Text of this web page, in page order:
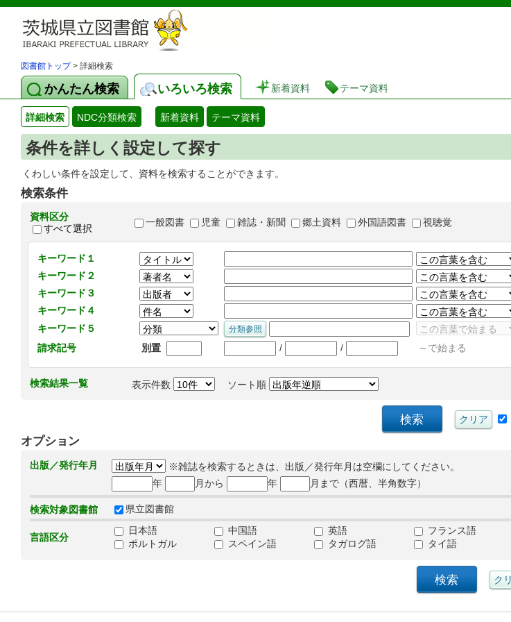
茨城県立図書館 蔵書検索・予約システム
図書館トップ> 詳細検索
かんたん検索 いろいろ検索 新着資料 テーマ資料
詳細検索 NDC分類検索 新着資料 テーマ資料
条件を詳しく設定して探す
くわしい条件を設定して、資料を検索することができます。
検索条件
資料区分
すべて選択
一般図書 児童 雑誌・新聞 郷土資料 外国語図書 視聴覚
キーワード１
キーワード２
キーワード３
キーワード４
キーワード５
請求記号
別置 / / ～で始まる
検索結果一覧 表示件数 ソート順
オプション
出版／発行年月
※雑誌を検索するときは、出版／発行年月は空欄にしてください。
年
月から 年 月まで（西暦、半角数字）
検索対象図書館 県立図書館
言語区分
日本語 中国語 英語 フランス語
ポルトガル
スペイン語 タガログ語 タイ語